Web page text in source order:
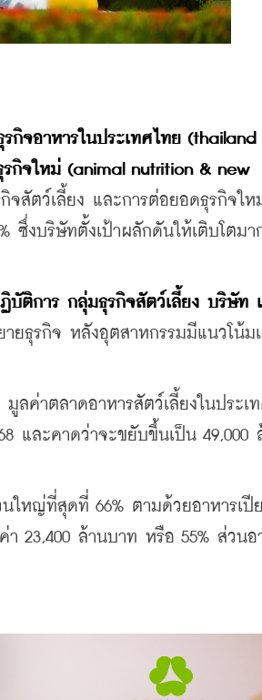
รกิจอาหารในประเทศไทย (thailand
รกิจใหม่ (animal nutrition & new
สัตว์เลี้ยง และการต่อยอดธุรกิจให
ซึ่งบริษัทตั้งเป้าผลักดันให้เติบโตมา
ติการ กลุ่มธุรกิจสัตว์เลี้ยง บริษัท
ยธุรกิจ หลังอุตสาหกรรมมีแนวโน้ม
มูลค่าตลาดอาหารสัตว์เลี้ยงในประเ
และคาดว่าจะขยับขึ้นเป็น 49,000
หญ่ที่สุดที่ 66% ตามด้วยอาหารเปีย
23,400 ล้านบาท หรือ 55% ส่วนอ